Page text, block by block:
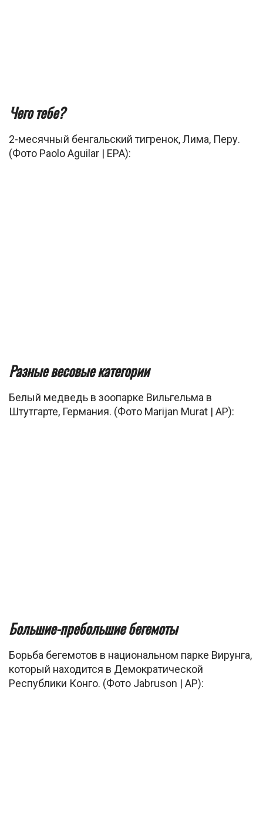
Чего тебе?
2-месячный бенгальский тигренок, Лима, Перу.
(Фото Paolo Aguilar | EPA):
Разные весовые категории
Белый медведь в зоопарке Вильгельма в
Штутгарте, Германия. (Фото Marijan Murat | AP):
Большие-пребольшие бегемоты
Борьба бегемотов в национальном парке Вирунга,
который находится в Демократической
Республики Конго. (Фото Jabruson | AP):